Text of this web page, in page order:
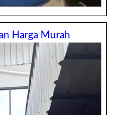
Harga Murah